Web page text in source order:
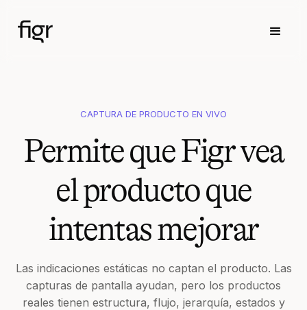
CAPTURA DE PRODUCTO EN VIVO
Permite que Figr vea
el producto que
intentas mejorar
Las indicaciones estáticas no captan el producto. Las
capturas de pantalla ayudan, pero los productos
reales tienen estructura, flujo, jerarquía, estados y